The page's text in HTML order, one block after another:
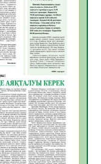
22
23
20
ЕҢБЕК
20